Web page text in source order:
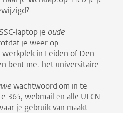
laptop je oude
je weer op
in Leiden of Den
bent met het universitaire
wachtwoord om in te
365, webmail en alle ULCN-
je gebruik van maakt.